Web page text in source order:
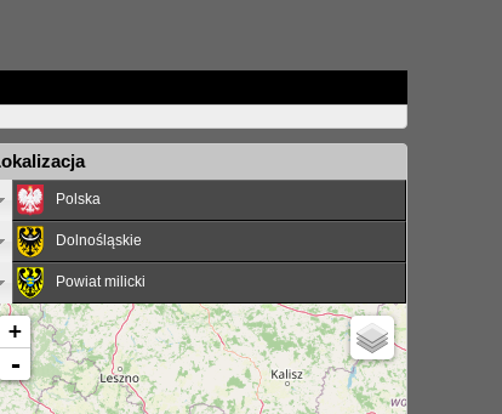
Polska
Dolnośląskie
Powiat milicki
+
-